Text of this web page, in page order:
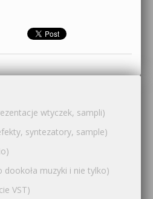
wtyczek, sampli)
syntezatory, sample)
dookoła muzyki i nie tylko)
VST)